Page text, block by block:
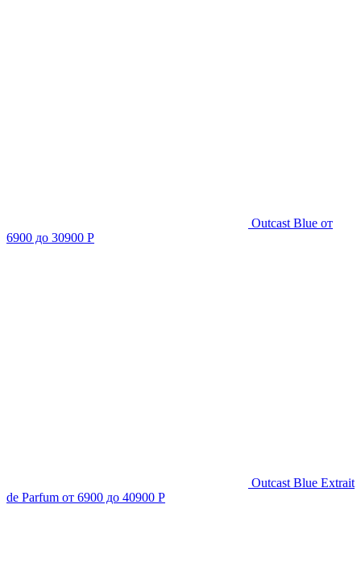
Outcast Blue от
6900 до 30900 Р
Outcast Blue Extrait
de Parfum от 6900 до 40900 Р